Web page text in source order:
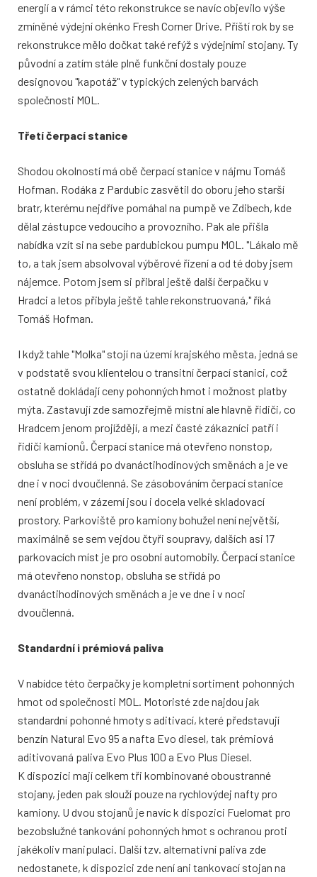
energií a v rámci této rekonstrukce se navíc objevilo výše
zmíněné výdejní okénko Fresh Corner Drive. Příští rok by se
rekonstrukce mělo dočkat také refýž s výdejními stojany. Ty
původní a zatím stále plně funkční dostaly pouze
designovou "kapotáž" v typických zelených barvách
společnosti MOL.
Třetí čerpací stanice
Shodou okolností má obě čerpací stanice v nájmu Tomáš
Hofman. Rodáka z Pardubic zasvětil do oboru jeho starší
bratr, kterému nejdříve pomáhal na pumpě ve Zdibech, kde
dělal zástupce vedoucího a provozního. Pak ale přišla
nabídka vzít si na sebe pardubickou pumpu MOL. "Lákalo mě
to, a tak jsem absolvoval výběrové řízení a od té doby jsem
nájemce. Potom jsem si přibral ještě další čerpačku v
Hradci a letos přibyla ještě tahle rekonstruovaná," říká
Tomáš Hofman.
I když tahle "Molka" stojí na území krajského města, jedná se
v podstatě svou klientelou o transitní čerpací stanici, což
ostatně dokládají ceny pohonných hmot i možnost platby
mýta. Zastavují zde samozřejmě místní ale hlavně řidiči, co
Hradcem jenom projíždějí, a mezi časté zákazníci patří i
řidiči kamionů. Čerpací stanice má otevřeno nonstop,
obsluha se střídá po dvanáctihodinových směnách a je ve
dne i v noci dvoučlenná. Se zásobováním čerpací stanice
není problém, v zázemí jsou i docela velké skladovací
prostory. Parkoviště pro kamiony bohužel není největší,
maximálně se sem vejdou čtyři soupravy, dalších asi 17
parkovacích míst je pro osobní automobily. Čerpací stanice
má otevřeno nonstop, obsluha se střídá po
dvanáctihodinových směnách a je ve dne i v noci
dvoučlenná.
Standardní i prémiová paliva
V nabídce této čerpačky je kompletní sortiment pohonných
hmot od společnosti MOL. Motoristé zde najdou jak
standardní pohonné hmoty s aditivací, které představují
benzín Natural Evo 95 a nafta Evo diesel, tak prémiová
aditivovaná paliva Evo Plus 100 a Evo Plus Diesel.
K dispozici mají celkem tři kombinované oboustranné
stojany, jeden pak slouží pouze na rychlovýdej nafty pro
kamiony. U dvou stojanů je navíc k dispozici Fuelomat pro
bezobslužné tankování pohonných hmot s ochranou proti
jakékoliv manipulaci. Další tzv. alternativní paliva zde
nedostanete, k dispozici zde není ani tankovací stojan na